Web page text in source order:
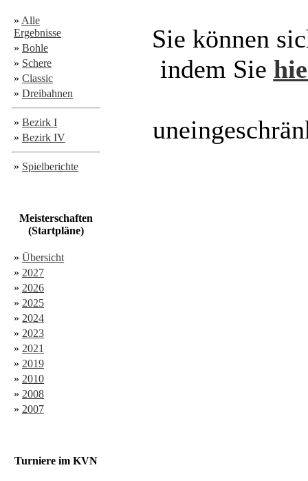
» Alle
Ergebnisse
» Bohle
» Schere
» Classic
» Dreibahnen
» Bezirk I
» Bezirk IV
» Spielberichte
Meisterschaften
(Startpläne)
» Übersicht
» 2027
» 2026
» 2025
» 2024
» 2023
» 2021
» 2019
» 2010
» 2008
» 2007
Turniere im KVN
Sie können
indem Sie